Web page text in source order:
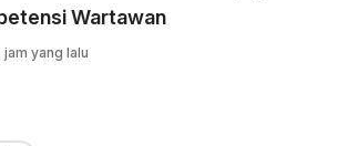
Wartawan
jam yang lalu